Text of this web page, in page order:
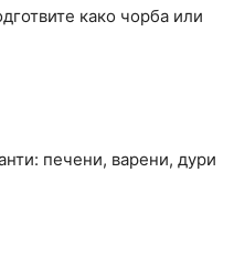
како чорба или
печени, варени, дури